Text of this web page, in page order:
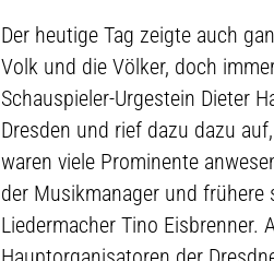
Der heutige Tag zeigte auch
Volk und die Völker, doch
Schauspieler-Urgestein Dieter
Dresden und rief dazu dazu
waren viele Prominente
der Musikmanager und frühere
Liedermacher Tino Eisbrenner.